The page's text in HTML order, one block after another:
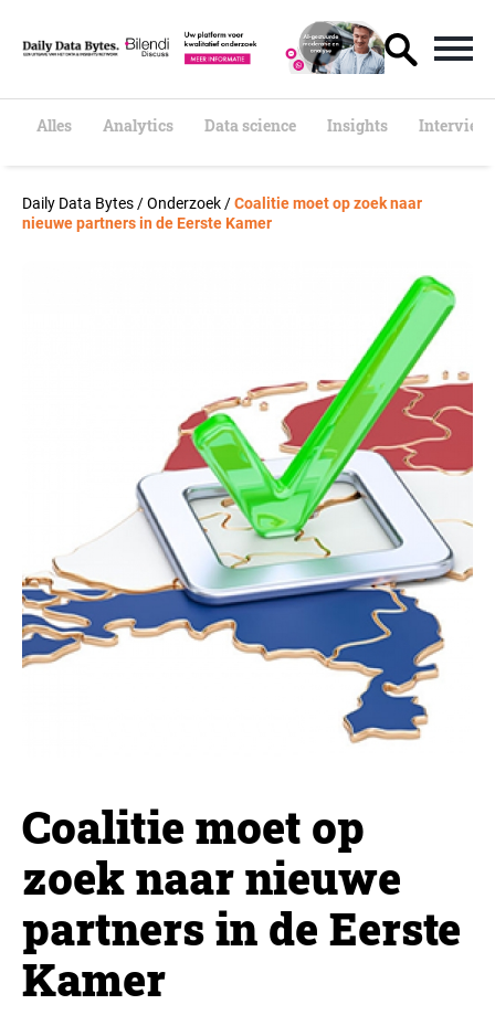
t
Alles Analytics Data science Insights
Daily Data Bytes /Onderzoek /Coalitie moet op zoek naar
nieuwe partners in de Eerste Kamer
Coalitie moet op
zoek naar nieuwe
partners in de Eerste
Kamer